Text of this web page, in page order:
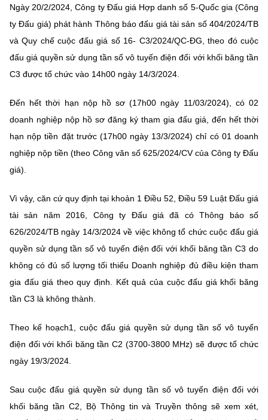
Lịch sử phát triển
Sở Khoa học và Công nghệ
Đổi mới sáng tạo
Chuyển đổi số
Tiêu chuẩn, đo lường, chất lượng
Năng lượng nguyên tử
Tin địa phương
Hệ thống văn bản
Văn bản chỉ đạo điều hành
THỐNG KÊ
Đổi mới sáng tạo
Chuyển đổi số
Sở hữu trí tuệ
Tiêu chuẩn, đo lường, chất lượng
Năng lượng nguyên tử
Khác
Videos
Ảnh
Nhiệm vụ trọng tâm
Chọn ngôn ngữ
MINISTRY OF SCIENCE AND TECHNOLOGY
Điều khoản sử dụng Theo dõi MST: Góp ý
Ngày 20/2/2024, Công ty Đấu giá Hợp danh số 5-Quốc gia (Công
ty Đấu giá) phát hành Thông báo đấu giá tài sản số 404/2024/TB
và Quy chế cuộc đấu giá số 16- C3/2024/QC-ĐG, theo đó cuộc
đấu giá quyền sử dụng tần số vô tuyến điện đối với khối băng tần
C3 được tổ chức vào 14h00 ngày 14/3/2024.
Đến hết thời hạn nộp hồ sơ (17h00 ngày 11/03/2024), có 02
doanh nghiệp nộp hồ sơ đăng ký tham gia đấu giá, đến hết thời
hạn nộp tiền đặt trước (17h00 ngày 13/3/2024) chỉ có 01 doanh
nghiệp nộp tiền (theo Công văn số 625/2024/CV của Công ty Đấu
giá).
Vì vậy, căn cứ quy định tại khoản 1 Điều 52, Điều 59 Luật Đấu giá
tài sản năm 2016, Công ty Đấu giá đã có Thông báo số
626/2024/TB ngày 14/3/2024 về việc không tổ chức cuộc đấu giá
quyền sử dụng tần số vô tuyến điện đối với khối băng tần C3 do
không có đủ số lượng tối thiểu Doanh nghiệp đủ điều kiện tham
gia đấu giá theo quy định. Kết quả của cuộc đấu giá khối băng
tần C3 là không thành.
Theo kế hoạch1, cuộc đấu giá quyền sử dụng tần số vô tuyến
điện đối với khối băng tần C2 (3700-3800 MHz) sẽ được tổ chức
ngày 19/3/2024.
Sau cuộc đấu giá quyền sử dụng tần số vô tuyến điện đối với
khối băng tần C2, Bộ Thông tin và Truyền thông sẽ xem xét,